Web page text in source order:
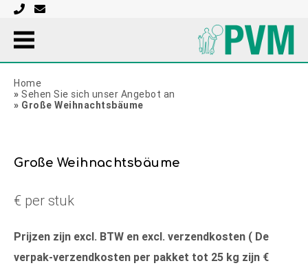
Home
» Sehen Sie sich unser Angebot an
» Große Weihnachtsbäume
Große Weihnachtsbäume
€ per stuk
Prijzen zijn excl. BTW en excl. verzendkosten ( De
verpak-verzendkosten per pakket tot 25 kg zijn €